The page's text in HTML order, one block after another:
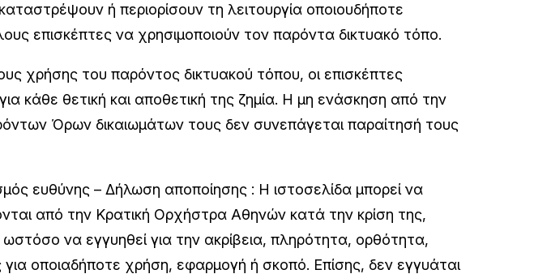
ή περιορίσουν τη λειτουργία οποιουδήποτε
επισκέπτες να χρησιμοποιούν τον παρόντα δικτυακό τόπο.
χρήσης του παρόντος δικτυακού τόπου, οι επισκέπτες
κάθε θετική και αποθετική της ζημία. Η μη ενάσκηση από την
Όρων δικαιωμάτων τους δεν συνεπάγεται παραίτησή τους
ευθύνης – Δήλωση αποποίησης : H ιστοσελίδα μπορεί να
από την Κρατική Ορχήστρα Αθηνών κατά την κρίση της,
να εγγυηθεί για την ακρίβεια, πληρότητα, ορθότητα,
οποιαδήποτε χρήση, εφαρμογή ή σκοπό. Επίσης, δεν εγγυάται